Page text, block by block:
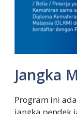
Jangka
Program ini